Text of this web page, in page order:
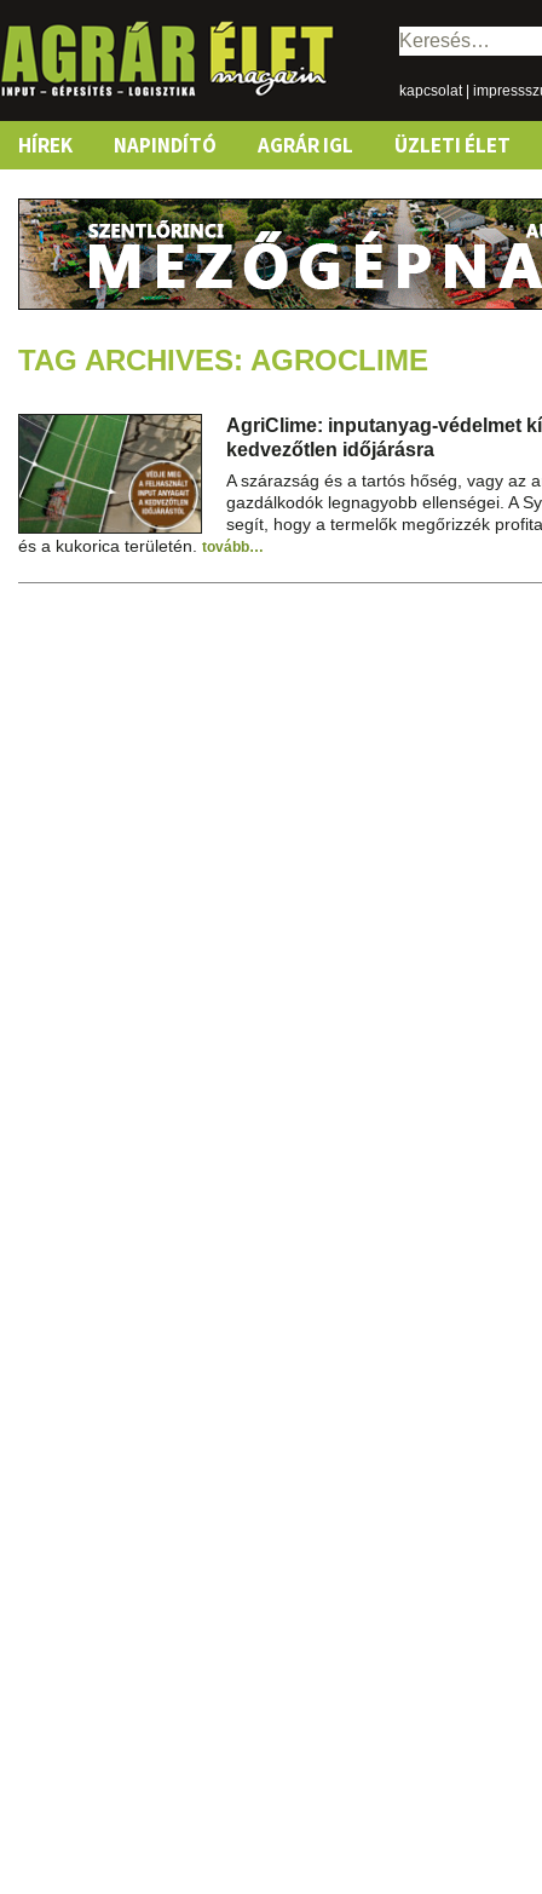
Keresés:
kapcsolat|
Skip
content
HÍREK NAPINDÍTÓ AGRÁR IGL ÜZLETI ÉLET
TAG ARCHIVES: AGROCLIME
AgriClime: inputanyag-védelmet
kedvezőtlen időjárásra
A szárazság és a tartós hőség, vagy az
gazdálkodók legnagyobb ellenségei. A
segít, hogy a termelők megőrizzék
és a kukorica területén. tovább…